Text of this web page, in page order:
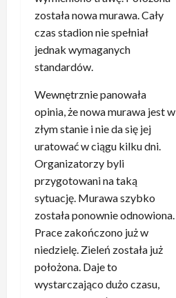
została nowa murawa. Cały
czas stadion nie spełniał
jednak wymaganych
standardów.
Wewnętrznie panowała
opinia, że nowa murawa jest w
złym stanie i nie da się jej
uratować w ciągu kilku dni.
Organizatorzy byli
przygotowani na taką
sytuację. Murawa szybko
została ponownie odnowiona.
Prace zakończono już w
niedzielę. Zieleń została już
położona. Daje to
wystarczająco dużo czasu,